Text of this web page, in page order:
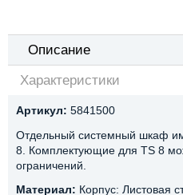
Описание
Характеристики
Артикул: 5841500
Отдельный системный шкаф
8. Комплектующие для TS 8
ограничений.
Материал: Корпус: Листовая